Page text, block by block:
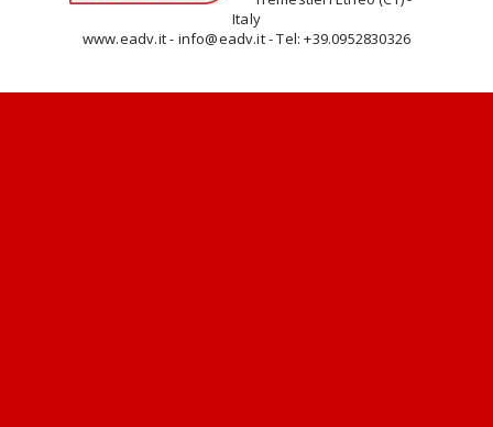
Italy
www.eadv.it - info@eadv.it - Tel: +39.0952830326